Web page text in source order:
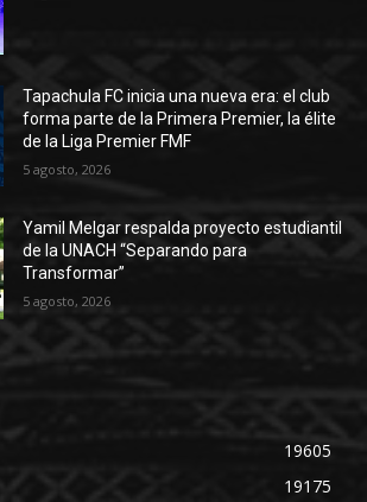
Tapachula FC inicia una nueva era: el club
forma parte de la Primera Premier, la élite
de la Liga Premier FMF
5 agosto, 2026
Yamil Melgar respalda proyecto estudiantil
de la UNACH “Separando para
Transformar”
5 agosto, 2026
19605
19175